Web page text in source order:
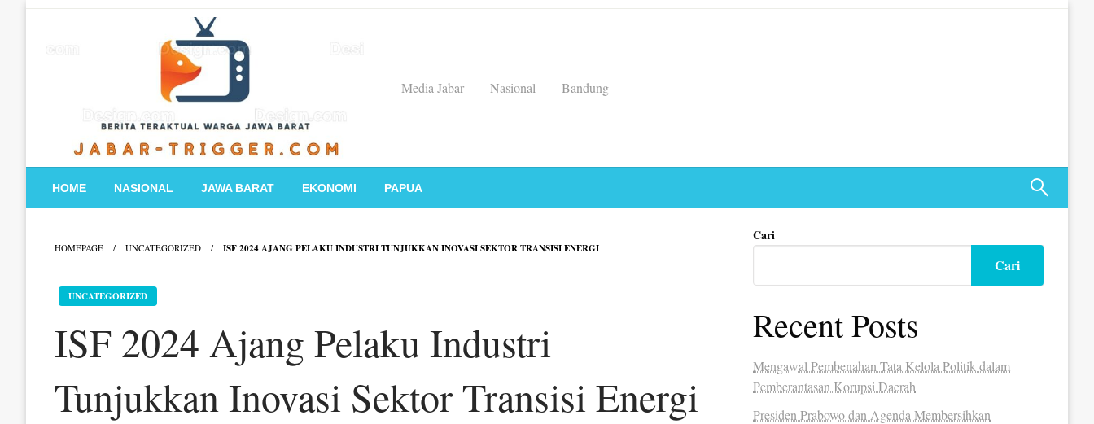
Media Jabar
Nasional Bandung
HOME NASIONAL JAWA BARAT EKONOMI PAPUA
HOMEPAGE UNCATEGORIZED ISF 2024 AJANG PELAKU INDUSTRI TUNJUKKAN INOVASI SEKTOR TRANSISI ENERGI
UNCATEGORIZED
ISF 2024 Ajang Pelaku Industri
Tunjukkan Inovasi Sektor Transisi Energi
Cari
Cari
Recent Posts
Mengawal Pembenahan Tata Kelola Politik dalam
Pemberantasan Korupsi Daerah
Presiden Prabowo dan Agenda Membersihkan